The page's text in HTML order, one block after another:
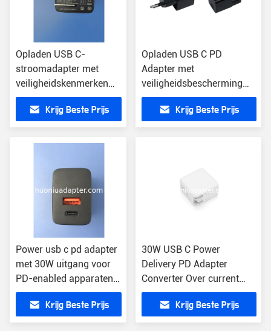
Opladen USB C-
stroomadapter met
veiligheidskenmerken
Zwart Kleur 15V
Uitgangsspanning
Krijg Beste Prijs
Opladen USB C PD
Adapter met
veiligheidsbescherming
12V Uitgang1.67 stroom
Krijg Beste Prijs
Power usb c pd adapter
met 30W uitgang voor
PD-enabled apparaten
lichtgewicht en veilig
Krijg Beste Prijs
30W USB C Power
Delivery PD Adapter
Converter Over current
Protection Type C
ConverterKrijg Beste Prijs